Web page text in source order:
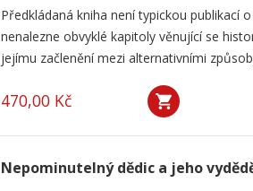
Předkládaná kniha není typickou publikací
nenalezne obvyklé kapitoly věnující se
jejímu začlenění mezi alternativními
470,00 Kč
Nepominutelný dědic a jeho